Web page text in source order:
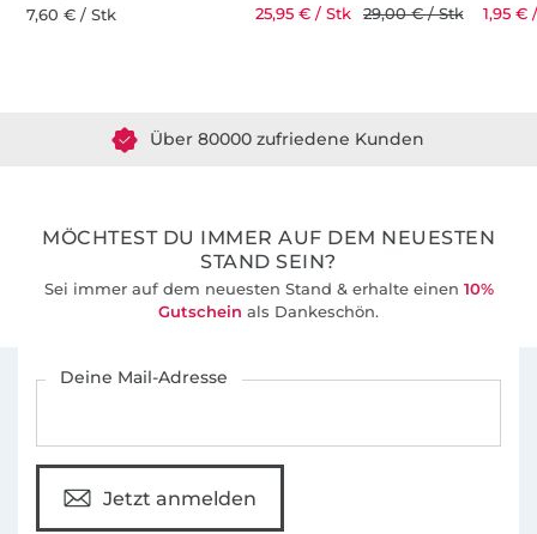
7,60 € / Stk 25,95 € / Stk 29,00 € / Stk 1,95 €
MÖCHTEST DU IMMER AUF DEM NEUESTEN
STAND SEIN?
Sei immer auf dem neuesten Stand & erhalte einen 10%
Gutschein als Dankeschön.
Deine Mail-Adresse
Jetzt anmelden